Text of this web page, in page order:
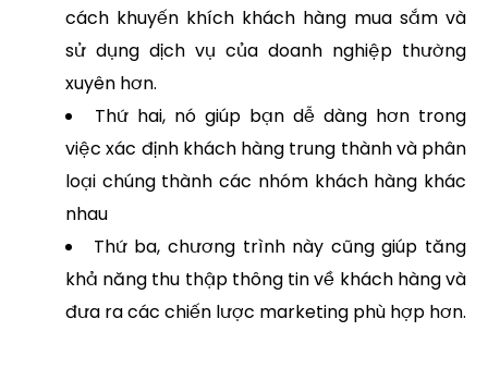
cách khuyến khích khách hàng mua sắm và
sử dụng dịch vụ của doanh nghiệp thường
xuyên hơn.
Thứ hai, nó giúp bạn dễ dàng hơn trong
việc xác định khách hàng trung thành và phân
loại chúng thành các nhóm khách hàng khác
nhau
Thứ ba, chương trình này cũng giúp tăng
khả năng thu thập thông tin về khách hàng và
đưa ra các chiến lược marketing phù hợp hơn.